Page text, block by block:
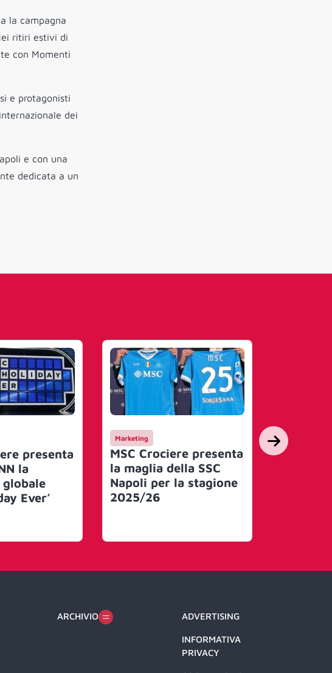
la campagna
ritiri estivi di
con Momenti
e protagonisti
dei
e con una
dedicata a un
presenta
la
globale
Ever’
Marketing
MSC Crociere presenta
la maglia della SSC
Napoli per la stagione
2025/26
Eventi
Il
ARCHIVIO ADVERTISING
INFORMATIVA
PRIVACY